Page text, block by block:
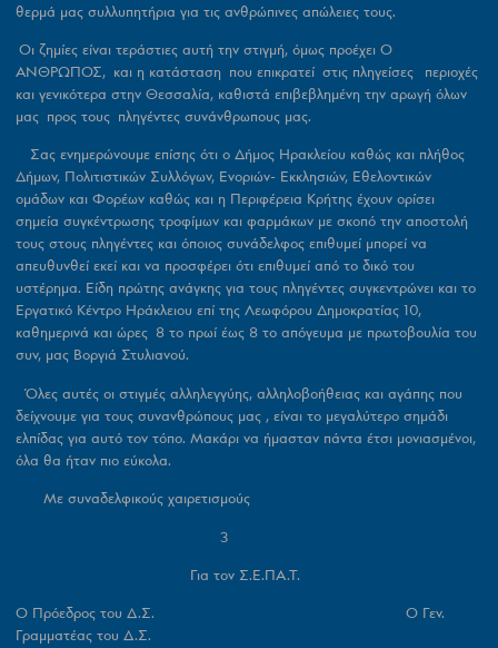
θερμά μας συλλυπητήρια για τις ανθρώπινες απώλειες τους.
Οι ζημίες είναι τεράστιες αυτή την στιγμή, όμως προέχει Ο
ΑΝΘΡΩΠΟΣ, και η κατάσταση που επικρατεί στις πληγείσες περιοχές
και γενικότερα στην Θεσσαλία, καθιστά επιβεβλημένη την αρωγή όλων
μας προς τους πληγέντες συνάνθρωπους μας.
Σας ενημερώνουμε επίσης ότι ο Δήμος Ηρακλείου καθώς και πλήθος
Δήμων, Πολιτιστικών Συλλόγων, Ενοριών- Εκκλησιών, Εθελοντικών
ομάδων και Φορέων καθώς και η Περιφέρεια Κρήτης έχουν ορίσει
σημεία συγκέντρωσης τροφίμων και φαρμάκων με σκοπό την αποστολή
τους στους πληγέντες και όποιος συνάδελφος επιθυμεί μπορεί να
απευθυνθεί εκεί και να προσφέρει ότι επιθυμεί από το δικό του
υστέρημα. Είδη πρώτης ανάγκης για τους πληγέντες συγκεντρώνει και το
Εργατικό Κέντρο Ηράκλειου επί της Λεωφόρου Δημοκρατίας 10,
καθημερινά και ώρες 8 το πρωί έως 8 το απόγευμα με πρωτοβουλία του
συν, μας Βοργιά Στυλιανού.
Όλες αυτές οι στιγμές αλληλεγγύης, αλληλοβοήθειας και αγάπης που
δείχνουμε για τους συνανθρώπους μας , είναι το μεγαλύτερο σημάδι
ελπίδας για αυτό τον τόπο. Μακάρι να ήμασταν πάντα έτσι μονιασμένοι,
όλα θα ήταν πιο εύκολα.
Με συναδελφικούς χαιρετισμούς
3
Για τον Σ.Ε.ΠΑ.Τ.
Ο Πρόεδρος του Δ.Σ. Ο Γεν.
Γραμματέας του Δ.Σ.